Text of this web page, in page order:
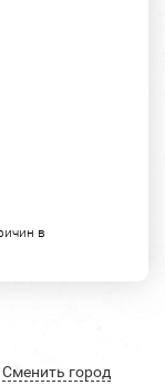
в
Cменить город